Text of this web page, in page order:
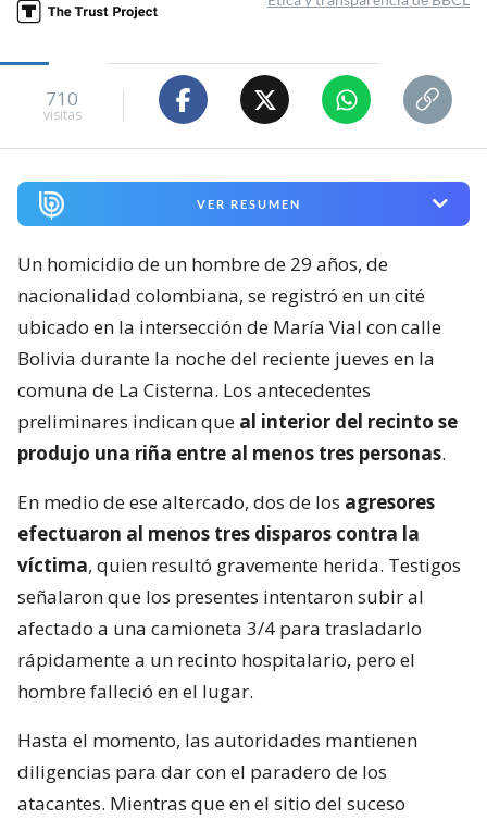
710
visitas
VER RESUMEN
Un homicidio de un hombre de 29 años, de
nacionalidad colombiana, se registró en un cité
ubicado en la intersección de María Vial con calle
Bolivia durante la noche del reciente jueves en la
comuna de La Cisterna. Los antecedentes
preliminares indican que al interior del recinto se
produjo una riña entre al menos tres personas.
En medio de ese altercado, dos de los agresores
efectuaron al menos tres disparos contra la
víctima, quien resultó gravemente herida. Testigos
señalaron que los presentes intentaron subir al
afectado a una camioneta 3/4 para trasladarlo
rápidamente a un recinto hospitalario, pero el
hombre falleció en el lugar.
Hasta el momento, las autoridades mantienen
diligencias para dar con el paradero de los
atacantes. Mientras que en el sitio del suceso